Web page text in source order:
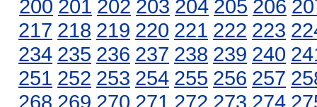
200 201 202 203 204 205 206
217 218 219 220 221 222 223
234 235 236 237 238 239 240
251 252 253 254 255 256 257
268 269 270 271 272 273 274